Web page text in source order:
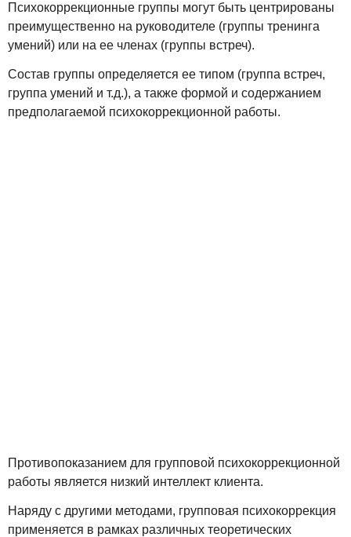
Психокоррекционные группы могут быть центрированы
преимущественно на руководителе (группы тренинга
умений) или на ее членах (группы встреч).
Состав группы определяется ее типом (группа встреч,
группа умений и т.д.), а также формой и содержанием
предполагаемой психокоррекционной работы.
Противопоказанием для групповой психокоррекционной
работы является низкий интеллект клиента.
Наряду с другими методами, групповая психокоррекция
применяется в рамках различных теоретических